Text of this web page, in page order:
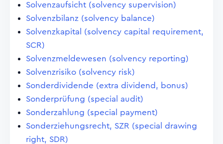
Solvenzaufsicht (solvency supervision)
Solvenzbilanz (solvency balance)
Solvenzkapital (solvency capital requirement,
SCR)
Solvenzmeldewesen (solvency reporting)
Solvenzrisiko (solvency risk)
Sonderdividende (extra dividend, bonus)
Sonderprüfung (special audit)
Sonderzahlung (special payment)
Sonderziehungsrecht, SZR (special drawing
right, SDR)